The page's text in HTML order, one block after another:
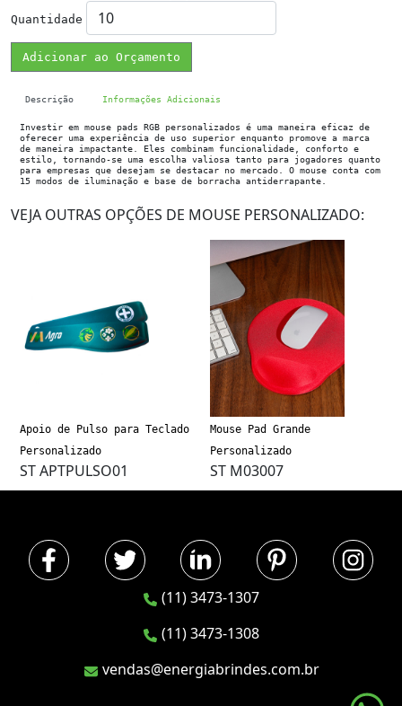
Quantidade
Adicionar ao Orçamento
Descrição Informações Adicionais
Investir em mouse pads RGB personalizados é uma maneira eficaz de
oferecer uma experiência de uso superior enquanto promove a marca
de maneira impactante. Eles combinam funcionalidade, conforto e
estilo, tornando-se uma escolha valiosa tanto para jogadores quanto
para empresas que desejam se destacar no mercado. O mouse conta com
15 modos de iluminação e base de borracha antiderrapante.
VEJA OUTRAS OPÇÕES DE MOUSE PERSONALIZADO:
Apoio de Pulso para Teclado
Personalizado
ST APTPULSO01
Mouse Pad Grande
Personalizado
ST M03007
(11) 3473-1307
(11) 3473-1308
vendas@energiabrindes.com.br